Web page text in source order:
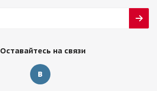
Оставайтесь на связи